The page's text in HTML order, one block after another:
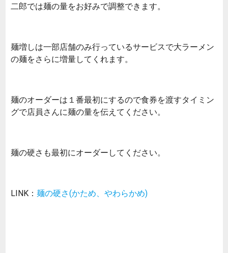
二郎では麺の量をお好みで調整できます。
麺増しは一部店舗のみ行っているサービスで大ラーメン
の麺をさらに増量してくれます。
麺のオーダーは１番最初にするので食券を渡すタイミン
グで店員さんに麺の量を伝えてください。
麺の硬さも最初にオーダーしてください。
LINK： 麺の硬さ(かため、やわらかめ)